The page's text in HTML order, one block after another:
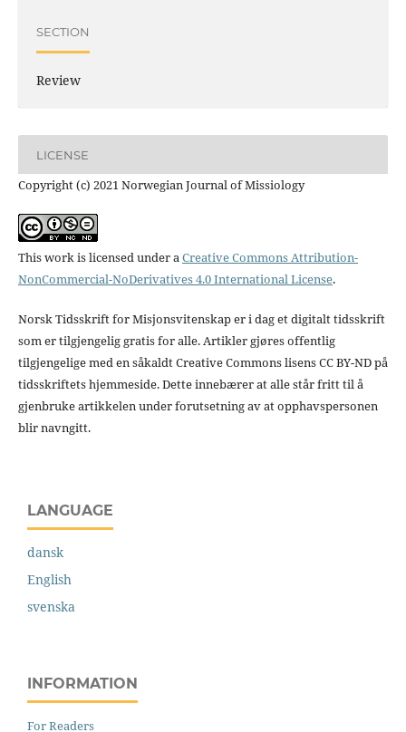
SECTION
Review
LICENSE
Copyright (c) 2021 Norwegian Journal of Missiology
This work is licensed under aCreative Commons Attribution-
NonCommercial-NoDerivatives 4.0 International License.
Norsk Tidsskrift for Misjonsvitenskap er i dag et digitalt tidsskrift
som er tilgjengelig gratis for alle. Artikler gjøres offentlig
tilgjengelige med en såkaldt Creative Commons lisens CC BY-ND på
tidsskriftets hjemmeside. Dette innebærer at alle står fritt til å
gjenbruke artikkelen under forutsetning av at opphavspersonen
blir navngitt.
LANGUAGE
dansk
English
svenska
INFORMATION
For Readers